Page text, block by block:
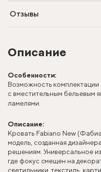
Описание
Особенности:
Возможность
с вместительным бельевым
ламелями.
Описание:
Кровать Fabiano New
модель, созданная
решениям. Универсальное
где фокус смещен на
светильники, текстиль,
Отзывы